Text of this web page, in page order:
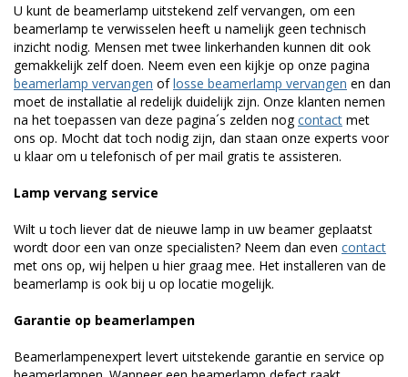
U kunt de beamerlamp uitstekend zelf vervangen, om een
beamerlamp te verwisselen heeft u namelijk geen technisch
inzicht nodig. Mensen met twee linkerhanden kunnen dit ook
gemakkelijk zelf doen. Neem even een kijkje op onze pagina
beamerlamp vervangen oflosse beamerlamp vervangen en dan
moet de installatie al redelijk duidelijk zijn. Onze klanten nemen
na het toepassen van deze pagina´s zelden nogcontact met
ons op. Mocht dat toch nodig zijn, dan staan onze experts voor
u klaar om u telefonisch of per mail gratis te assisteren.
Lamp vervang service
Wilt u toch liever dat de nieuwe lamp in uw beamer geplaatst
wordt door een van onze specialisten? Neem dan even contact
met ons op, wij helpen u hier graag mee. Het installeren van de
beamerlamp is ook bij u op locatie mogelijk.
Garantie op beamerlampen
Beamerlampenexpert levert uitstekende garantie en service op